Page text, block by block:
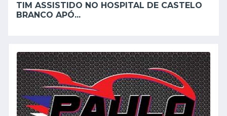
TIM ASSISTIDO NO HOSPITAL DE CASTELO
BRANCO APÓ...